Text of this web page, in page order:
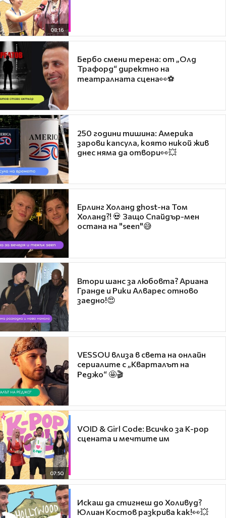
08:16
Бербо смени терена: от „Олд
Трафорд“ директно на
театралната сцена👀⚽
250 години тишина: Америка
зарови капсула, която никой жив
днес няма да отвори👀💥
Ерлинг Холанд ghost-на Том
Холанд?! 💀 Защо Спайдър-мен
остана на "seen"😅
Втори шанс за любовта? Ариана
Гранде и Рики Алварес отново
заедно!😍
VESSOU влиза в света на онлайн
сериалите с „Кварталът на
Реджо“ 🤩🎬
07:50
VOID & Girl Code: Всичко за K-pop
сцената и мечтите им
Искаш да стигнеш до Холивуд?
Юлиан Костов разкрива как!👀💥